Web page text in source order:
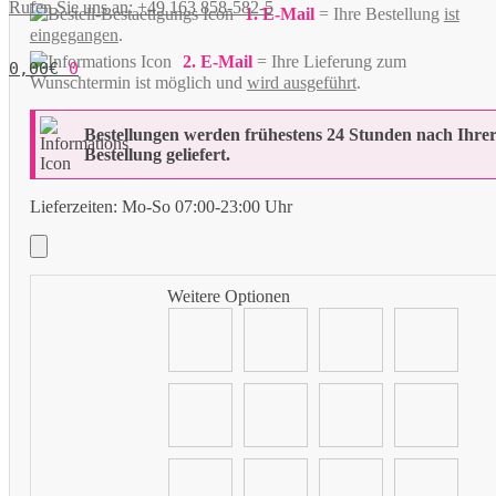
Rufen Sie uns an: +49 163 858-582-5
0,00€ 0
1. E-Mail= Ihre Bestellung ist
eingegangen.
2. E-Mail= Ihre Lieferung zum
Wunschtermin ist möglich und wird ausgeführt.
Bestellungen werden frühestens 24 Stunden nach
Bestellung geliefert.
Lieferzeiten: Mo-So 07:00-23:00 Uhr
Weitere Optionen